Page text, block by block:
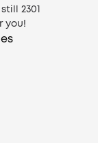
2301
you!